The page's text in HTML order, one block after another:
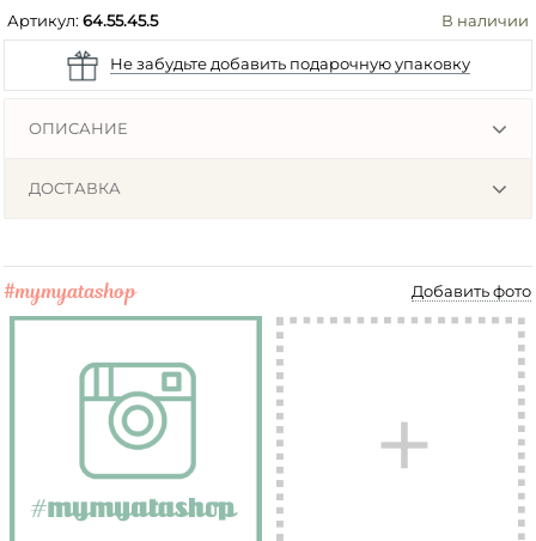
Артикул:64.55.45.5 В наличии
Не забудьте добавить подарочную упаковку
ОПИСАНИЕ
ДОСТАВКА
#mymyatashop Добавить фото